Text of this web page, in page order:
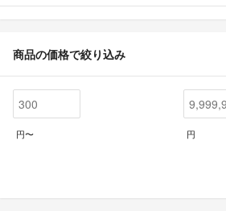
商品の価格で絞り込み
円〜 円